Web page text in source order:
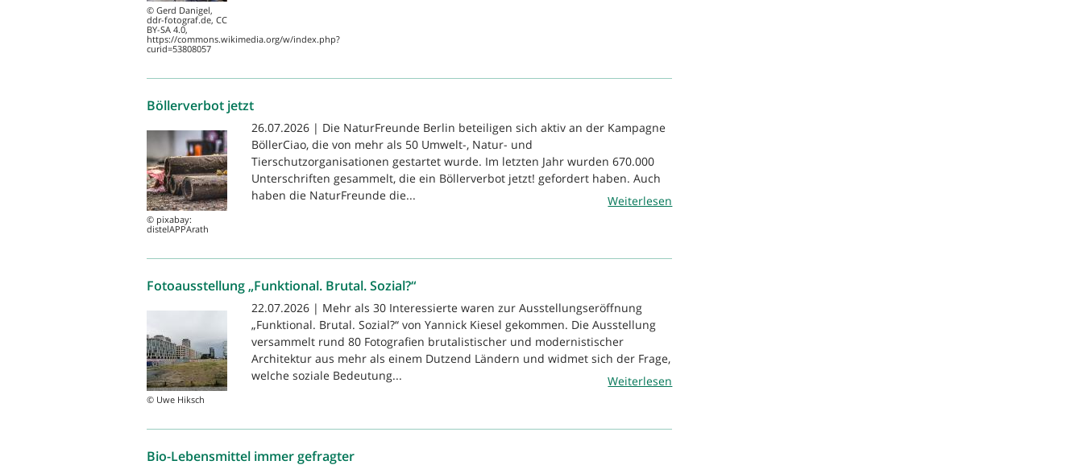
© Gerd Danigel,
ddr-fotograf.de, CC
BY-SA 4.0,
https://commons.wikimedia.org/w/index.php?
curid=53808057
Böllerverbot jetzt
© pixabay:
distelAPPArath
26.07.2026 | Die NaturFreunde Berlin beteiligen sich aktiv an der Kampagne
BöllerCiao, die von mehr als 50 Umwelt-, Natur- und
Tierschutzorganisationen gestartet wurde. Im letzten Jahr wurden 670.000
Unterschriften gesammelt, die ein Böllerverbot jetzt! gefordert haben. Auch
haben die NaturFreunde die...
Weiterlesen
Fotoausstellung „Funktional. Brutal. Sozial?“
© Uwe Hiksch
22.07.2026 | Mehr als 30 Interessierte waren zur Ausstellungseröffnung
„Funktional. Brutal. Sozial?“ von Yannick Kiesel gekommen. Die Ausstellung
versammelt rund 80 Fotografien brutalistischer und modernistischer
Architektur aus mehr als einem Dutzend Ländern und widmet sich der Frage,
welche soziale Bedeutung...
Weiterlesen
Bio-Lebensmittel immer gefragter